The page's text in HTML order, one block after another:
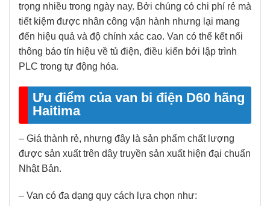
trọng nhiều trong ngày nay. Bởi chúng có chi phí rẻ mà
tiết kiệm được nhân công vận hành nhưng lại mang
đến hiệu quả và độ chính xác cao. Van có thể kết nối
thông báo tín hiệu về tủ điện, điều kiển bởi lập trình
PLC trong tự động hóa.
Ưu điểm của van bi điện D60 hãng
Haitima
– Giá thành rẻ, nhưng đây là sản phẩm chất lượng
được sản xuất trên dây truyền sản xuất hiện đại chuẩn
Nhật Bản.
– Van có đa dạng quy cách lựa chọn như: